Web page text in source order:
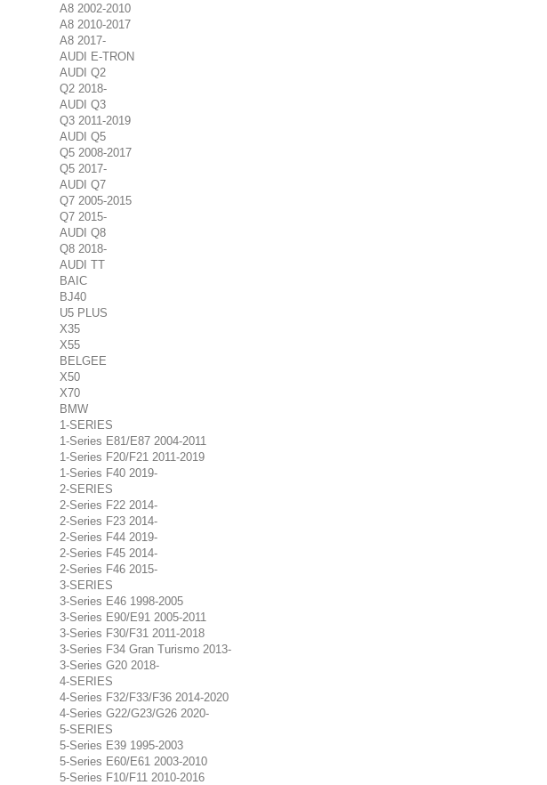
A8 2002-2010
A8 2010-2017
A8 2017-
AUDI E-TRON
AUDI Q2
Q2 2018-
AUDI Q3
Q3 2011-2019
AUDI Q5
Q5 2008-2017
Q5 2017-
AUDI Q7
Q7 2005-2015
Q7 2015-
AUDI Q8
Q8 2018-
AUDI TT
BAIC
BJ40
U5 PLUS
X35
X55
BELGEE
X50
X70
BMW
1-SERIES
1-Series E81/E87 2004-2011
1-Series F20/F21 2011-2019
1-Series F40 2019-
2-SERIES
2-Series F22 2014-
2-Series F23 2014-
2-Series F44 2019-
2-Series F45 2014-
2-Series F46 2015-
3-SERIES
3-Series E46 1998-2005
3-Series E90/E91 2005-2011
3-Series F30/F31 2011-2018
3-Series F34 Gran Turismo 2013-
3-Series G20 2018-
4-SERIES
4-Series F32/F33/F36 2014-2020
4-Series G22/G23/G26 2020-
5-SERIES
5-Series E39 1995-2003
5-Series E60/E61 2003-2010
5-Series F10/F11 2010-2016